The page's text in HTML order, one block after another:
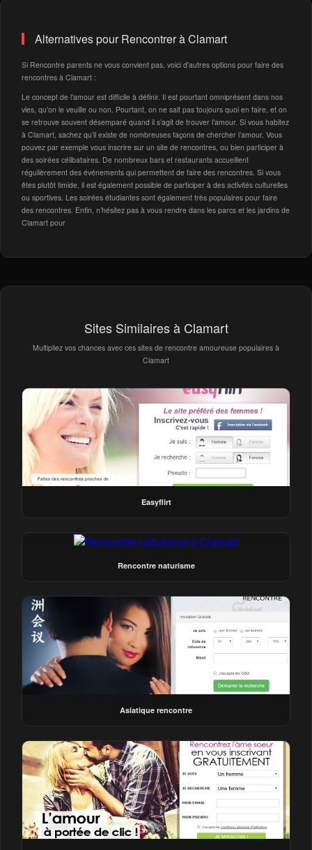
Alternatives pour Rencontrer à Clamart
Si Rencontre parents ne vous convient pas, voici d'autres options pour faire des
rencontres à Clamart :
Le concept de l’amour est difficile à définir. Il est pourtant omniprésent dans nos
vies, qu’on le veuille ou non. Pourtant, on ne sait pas toujours quoi en faire, et on
se retrouve souvent désemparé quand il s’agit de trouver l’amour. Si vous habitez
à Clamart, sachez qu’il existe de nombreuses façons de chercher l’amour. Vous
pouvez par exemple vous inscrire sur un site de rencontres, ou bien participer à
des soirées célibataires. De nombreux bars et restaurants accueillent
régulièrement des événements qui permettent de faire des rencontres. Si vous
êtes plutôt timide, il est également possible de participer à des activités culturelles
ou sportives. Les soirées étudiantes sont également très populaires pour faire
des rencontres. Enfin, n’hésitez pas à vous rendre dans les parcs et les jardins de
Clamart pour
Sites Similaires à Clamart
Multipliez vos chances avec ces sites de rencontre amoureuse populaires à
Clamart
Easyflirt
Rencontre naturisme
Asiatique rencontre